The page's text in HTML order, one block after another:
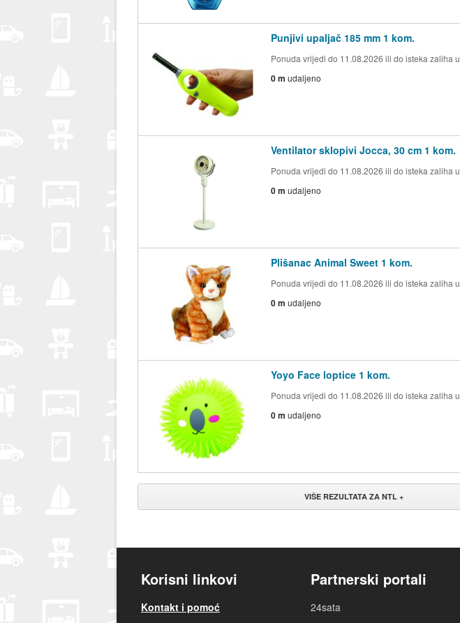
Punjivi upaljač 185 mm 1 kom.
Ponuda vrijedi do 11.08.2026 ili do isteka zaliha u
0 m udaljeno
Ventilator sklopivi Jocca, 30 cm 1 kom.
Ponuda vrijedi do 11.08.2026 ili do isteka zaliha u
0 m udaljeno
Plišanac Animal Sweet 1 kom.
Ponuda vrijedi do 11.08.2026 ili do isteka zaliha u
0 m udaljeno
Yoyo Face loptice 1 kom.
Ponuda vrijedi do 11.08.2026 ili do isteka zaliha u
0 m udaljeno
VIŠE REZULTATA ZA NTL +
Korisni linkovi
Kontakt i pomoć
Partnerski portali
24sata